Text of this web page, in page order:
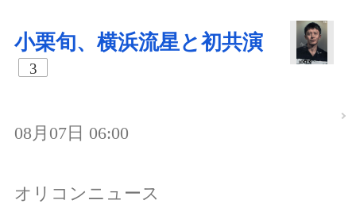
小栗旬、横浜流星と初共演
3
08月07日 06:00
オリコンニュース